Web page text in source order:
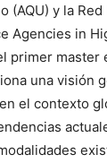
(AQU) y la
Agencies in
primer master
una visión
el contexto